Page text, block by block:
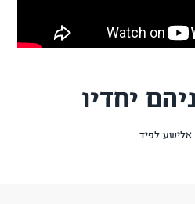
יחדיו
אלישע לפיד